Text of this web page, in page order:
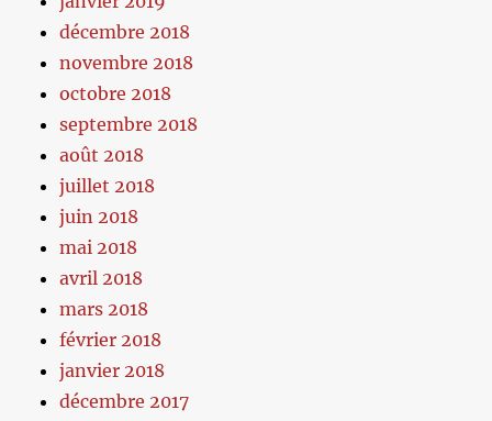
décembre 2018
novembre 2018
octobre 2018
septembre 2018
août 2018
juillet 2018
juin 2018
mai 2018
avril 2018
mars 2018
février 2018
janvier 2018
décembre 2017